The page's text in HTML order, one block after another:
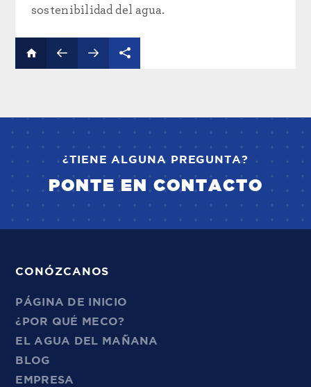
sostenibilidad del agua.
¿TIENE ALGUNA PREGUNTA?
PONTE EN CONTACTO
CONÓZCANOS
PÁGINA DE INICIO
¿POR QUÉ MECO?
EL AGUA DEL MAÑANA
BLOG
EMPRESA